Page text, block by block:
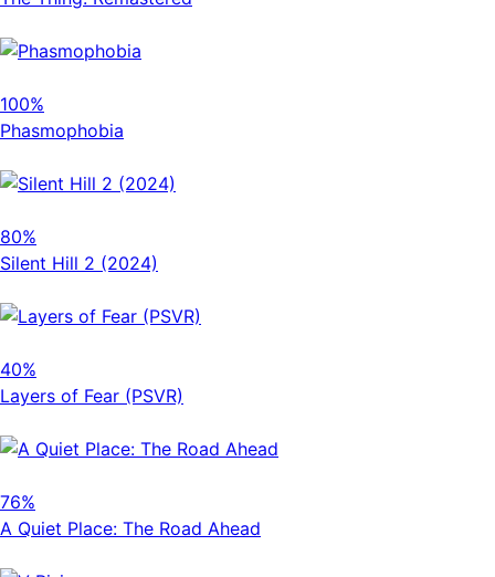
100%
Phasmophobia
80%
Silent Hill 2 (2024)
40%
Layers of Fear (PSVR)
76%
A Quiet Place: The Road Ahead